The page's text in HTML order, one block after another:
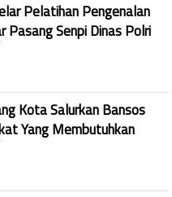
Pelatihan Pengenalan
Pasang Senpi Dinas Polri
Kota Salurkan Bansos
Yang Membutuhkan